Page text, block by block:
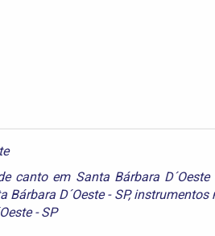
canto em Santa Bárbara D´Oeste
Bárbara D´Oeste - SP,instrumentos
- SP